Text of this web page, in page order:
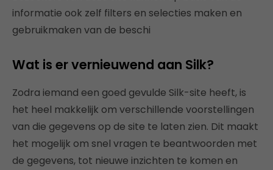
informatie ook zelf filters en selecties maken en
gebruikmaken van de beschi
Wat is er vernieuwend aan Silk?
Zodra iemand een goed gevulde Silk-site heeft, is
het heel makkelijk om verschillende voorstellingen
van die gegevens op de site te laten zien. Dit maakt
het mogelijk om snel vragen te beantwoorden met
de gegevens, tot nieuwe inzichten te komen en